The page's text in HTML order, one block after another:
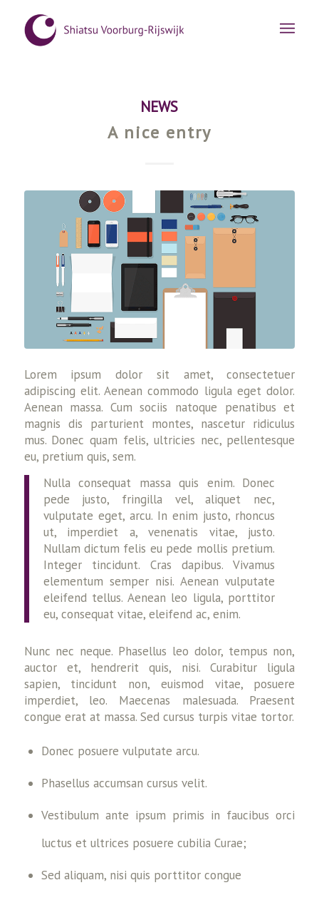
NEWS
A nice entry
Lorem ipsum dolor sit amet, consectetuer
adipiscing elit. Aenean commodo ligula eget dolor.
Aenean massa. Cum sociis natoque penatibus et
magnis dis parturient montes, nascetur ridiculus
mus. Donec quam felis, ultricies nec, pellentesque
eu, pretium quis, sem.
Nulla consequat massa quis enim. Donec
pede justo, fringilla vel, aliquet nec,
vulputate eget, arcu. In enim justo, rhoncus
ut, imperdiet a, venenatis vitae, justo.
Nullam dictum felis eu pede mollis pretium.
Integer tincidunt. Cras dapibus. Vivamus
elementum semper nisi. Aenean vulputate
eleifend tellus. Aenean leo ligula, porttitor
eu, consequat vitae, eleifend ac, enim.
Nunc nec neque. Phasellus leo dolor, tempus non,
auctor et, hendrerit quis, nisi. Curabitur ligula
sapien, tincidunt non, euismod vitae, posuere
imperdiet, leo. Maecenas malesuada. Praesent
congue erat at massa. Sed cursus turpis vitae tortor.
Donec posuere vulputate arcu.
Phasellus accumsan cursus velit.
Vestibulum ante ipsum primis in faucibus orci
luctus et ultrices posuere cubilia Curae;
Sed aliquam, nisi quis porttitor congue